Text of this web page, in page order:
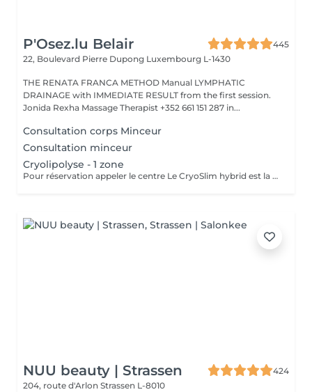
P'Osez.lu Belair
445
22, Boulevard Pierre Dupong Luxembourg L-1430
THE RENATA FRANCA METHOD Manual LYMPHATIC
DRAINAGE with IMMEDIATE RESULT from the first session.
Jonida Rexha Massage Therapist +352 661 151 287 in...
Consultation corps Minceur
Consultation minceur
Cryolipolyse - 1 zone
Pour réservation appeler le centre Le CryoSlim hybrid est la nouvelle génération de Cryolipolyse médicale (traitement des cellules de graisse par le froid). CryoSlim hybrid est le seul appareil d'amincissement à garantir les résultats minceur cliniquement supérieurs à la moyenne et exclusivement avec des températures de traitement saines et sans danger pour l'organisme. Ce traitement concerne les hommes et les femmes qui présentent une ou plusieurs zones localisées souvent résistantes aux efforts de régime et sport : ventre, poignées d'amour, culotte de cheval, intérieur des cuisses, genoux, bras, dos.
NUU beauty | Strassen
424
204, route d'Arlon Strassen L-8010